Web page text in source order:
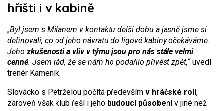
hřišti i v kabině
„Byl jsem s Milanem v kontaktu delší dobu a jasně jsme si
definovali, co od jeho návratu do ligové kabiny očekáváme.
Jehozkušenosti a vliv v týmu jsou pro nás stále velmi
cenné. Jsem rád, že se nám ho podařilo přivést zpět,“uvedl
trenér Kameník.
Slovácko s Petrželou počítá především v hráčské roli,
zároveň však klub řeší i jeho budoucí působenív jiné než